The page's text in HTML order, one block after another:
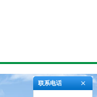
联系电话